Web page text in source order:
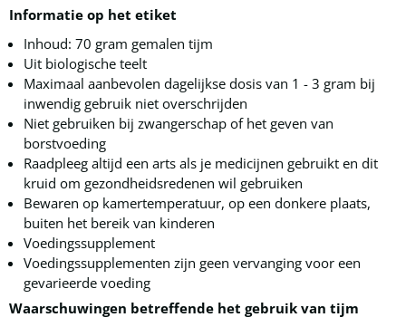
Informatie op het etiket
Inhoud: 70 gram gemalen tijm
Uit biologische teelt
Maximaal aanbevolen dagelijkse dosis van 1 - 3 gram bij
inwendig gebruik niet overschrijden
Niet gebruiken bij zwangerschap of het geven van
borstvoeding
Raadpleeg altijd een arts als je medicijnen gebruikt en dit
kruid om gezondheidsredenen wil gebruiken
Bewaren op kamertemperatuur, op een donkere plaats,
buiten het bereik van kinderen
Voedingssupplement
Voedingssupplementen zijn geen vervanging voor een
gevarieerde voeding
Waarschuwingen betreffende het gebruik van tijm